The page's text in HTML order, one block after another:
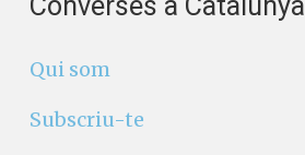
Qui som
Subscriu-te